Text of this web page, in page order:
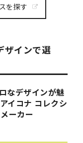
を探す
ザインで選
なデザインが魅
イコナ コレクシ
ーカー